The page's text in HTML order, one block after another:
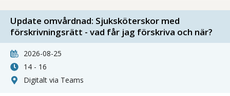
Update omvårdnad: Sjuksköterskor med
förskrivningsrätt - vad får jag förskriva och när?
2026-08-25
14 - 16
Digitalt via Teams